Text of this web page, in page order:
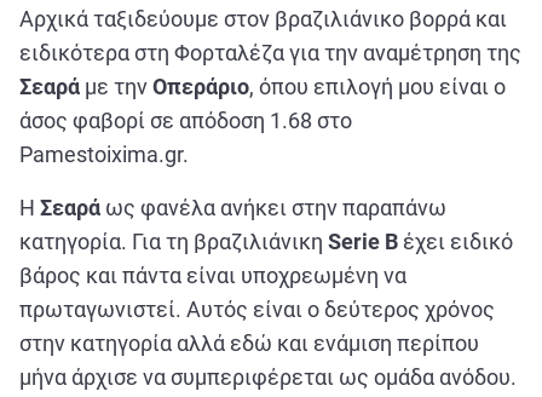
Αρχικά ταξιδεύουμε στον βραζιλιάνικο βορρά και
ειδικότερα στη Φορταλέζα για την αναμέτρηση της
Σεαρά με τηνΟπεράριο, όπου επιλογή μου είναι ο
άσος φαβορί σε απόδοση 1.68 στο
Pamestoixima.gr.
Η Σεαρά ως φανέλα ανήκει στην παραπάνω
κατηγορία. Για τη βραζιλιάνικη Serie Β έχει ειδικό
βάρος και πάντα είναι υποχρεωμένη να
πρωταγωνιστεί. Αυτός είναι ο δεύτερος χρόνος
στην κατηγορία αλλά εδώ και ενάμιση περίπου
μήνα άρχισε να συμπεριφέρεται ως ομάδα ανόδου.